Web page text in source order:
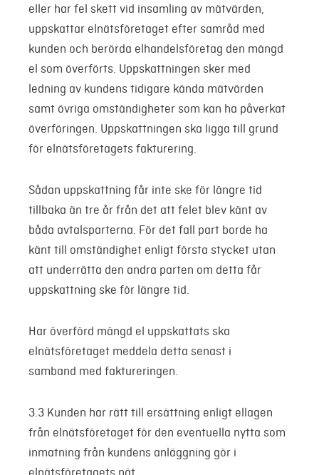
eller har fel skett vid insamling av mätvärden,
uppskattar elnätsföretaget efter samråd med
kunden och berörda elhandelsföretag den mängd
el som överförts. Uppskattningen sker med
ledning av kundens tidigare kända mätvärden
samt övriga omständigheter som kan ha påverkat
överföringen. Uppskattningen ska ligga till grund
för elnätsföretagets fakturering.
Sådan uppskattning får inte ske för längre tid
tillbaka än tre år från det att felet blev känt av
båda avtalsparterna. För det fall part borde ha
känt till omständighet enligt första stycket utan
att underrätta den andra parten om detta får
uppskattning ske för längre tid.
Har överförd mängd el uppskattats ska
elnätsföretaget meddela detta senast i
samband med faktureringen.
3.3 Kunden har rätt till ersättning enligt ellagen
från elnätsföretaget för den eventuella nytta som
inmatning från kundens anläggning gör i
elnätsföretagets nät.